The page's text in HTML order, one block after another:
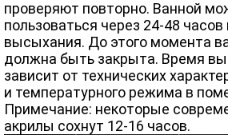
проверяют повторно. Ванной
пользоваться через 24-48 часов
высыхания. До этого момента
должна быть закрыта. Время
зависит от технических
и температурного режима в
Примечание: некоторые
акрилы сохнут 12-16 часов.